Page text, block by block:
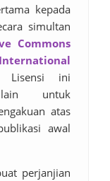
kepada
simultan
Commons
Lisensi ini
untuk
atas
awal
perjanjian